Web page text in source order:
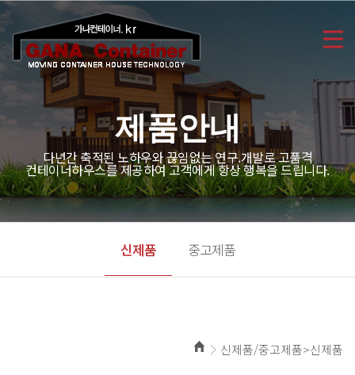
제품안내
다년간 축적된 노하우와 끊임없는 연구.개발로 고품격
컨테이너하우스를 제공하여 고객에게 항상 행복을 드립니다.
신제품 중고제품
신제품/중고제품>신제품